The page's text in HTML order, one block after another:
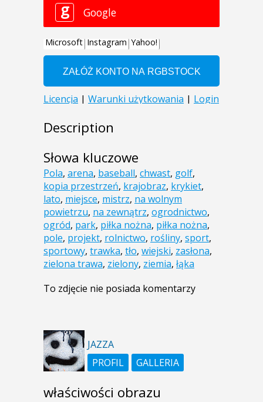
Description
Słowa kluczowe
Pola, arena, baseball, chwast, golf,
kopia przestrzeń, krajobraz, krykiet,
lato, miejsce, mistrz, na wolnym
powietrzu, na zewnątrz, ogrodnictwo,
ogród, park, piłka nożna, piłka nożna,
pole, projekt, rolnictwo, rośliny, sport,
sportowy, trawka, tło, wiejski, zasłona,
zielona trawa, zielony, ziemia, łąka
To zdjęcie nie posiada komentarzy
JAZZA
PROFIL
GALLERIA
właściwości obrazu